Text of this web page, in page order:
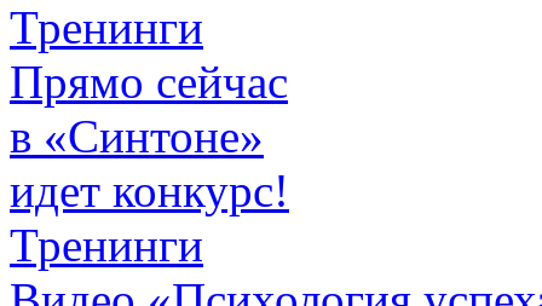
Тренинги
Прямо сейчас
в «Синтоне»
идет конкурс!
Тренинги